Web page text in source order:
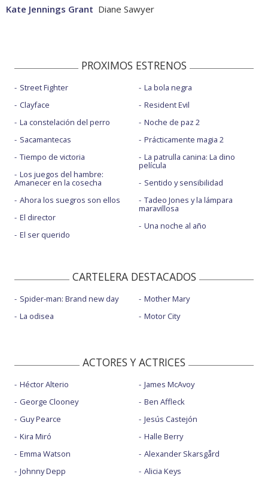
Kate Jennings Grant Diane Sawyer
PROXIMOS ESTRENOS
Street Fighter
Clayface
La constelación del perro
Sacamantecas
Tiempo de victoria
Los juegos del hambre:
Amanecer en la cosecha
Ahora los suegros son ellos
El director
El ser querido
La bola negra
Resident Evil
Noche de paz 2
Prácticamente magia 2
La patrulla canina: La dino
película
Sentido y sensibilidad
Tadeo Jones y la lámpara
maravillosa
Una noche al año
CARTELERA DESTACADOS
Spider-man: Brand new day
La odisea
Mother Mary
Motor City
ACTORES Y ACTRICES
Héctor Alterio
George Clooney
Guy Pearce
Kira Miró
Emma Watson
Johnny Depp
James McAvoy
Ben Affleck
Jesús Castejón
Halle Berry
Alexander Skarsgård
Alicia Keys